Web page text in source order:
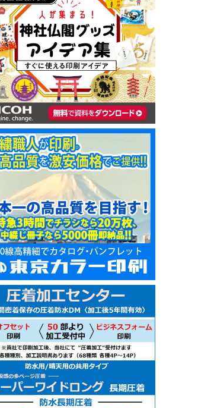
計 人事・移転・異動・訃報
特集
2022 検査・校正特集